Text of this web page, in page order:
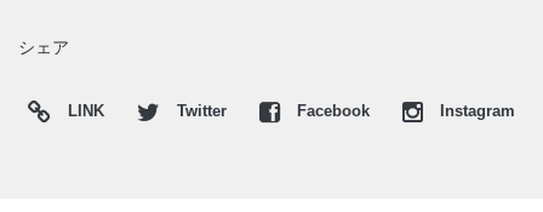
シェア
LINK Twitter Facebook Instagram